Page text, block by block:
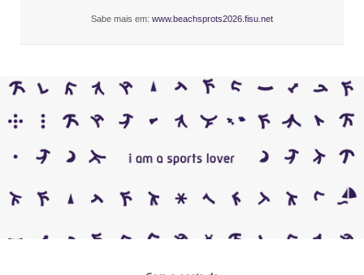
Sabe mais em: www.beachsprots2026.fisu.net